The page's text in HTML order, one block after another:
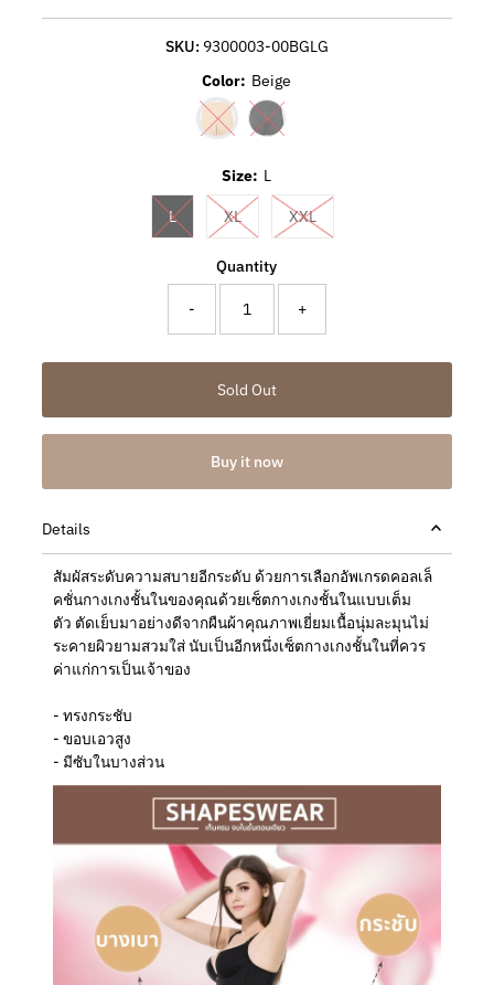
SKU: 9300003-00BGLG
Color: Beige
Variant sold out or unavailable
Variant sold out or unavailable
Size: L
LVariant sold out or unavailable
XLVariant sold out or unavailable
XXLVariant sold out or
Quantity
- +
Buy it now
Details
สัมผัสระดับความสบายอีกระดับ ด้วยการเลือกอัพเกรดคอลเล็
คชั่นกางเกงชั้นในของคุณด้วยเซ็ตกางเกงชั้นในแบบเต็ม
ตัว ตัดเย็บมาอย่างดีจากผืนผ้าคุณภาพเยี่ยมเนื้อนุ่มละมุนไม่
ระคายผิวยามสวมใส่ นับเป็นอีกหนึ่งเซ็ตกางเกงชั้นในที่ควร
ค่าแก่การเป็นเจ้าของ
- ทรงกระชับ
- ขอบเอวสูง
- มีซับในบางส่วน